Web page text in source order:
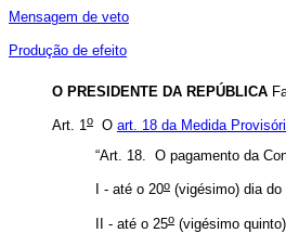
Mensagem de veto
Produção de efeito
O PRESIDENTE DA REPÚBLICA
Art. 1o O art. 18 da Medida
“Art. 18. O pagamento da
I - até o 20o (vigésimo) dia
II - até o 25o (vigésimo